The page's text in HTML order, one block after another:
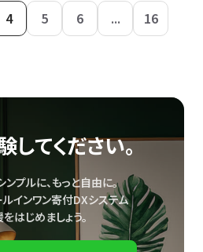
4 5 6 ... 16
してください。
プルに、もっと自由に。
インワン寄付DXシステム
はじめましょう。